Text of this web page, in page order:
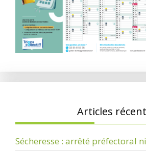
Articles
Sécheresse : arrêté préfectoral